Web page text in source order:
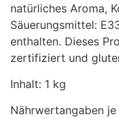
natürliches Aroma,
Säuerungsmittel:
enthalten. Dieses
zertifiziert und
Inhalt: 1 kg
Nährwertangaben je